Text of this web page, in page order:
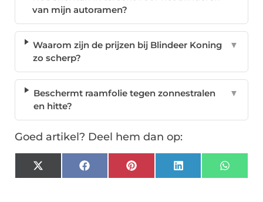
van mijn autoramen?
Waarom zijn de prijzen bij Blindeer Koning
zo scherp?
▼
Beschermt raamfolie tegen zonnestralen
en hitte?
▼
Goed artikel? Deel hem dan op:
X
(Twitter)
FacebookPinterest LinkedIn